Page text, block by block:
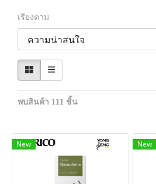
เรียงตาม
พบสินค้า 111 ชิ้น
New New